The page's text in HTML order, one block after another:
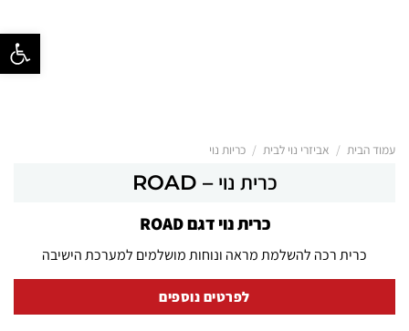
פתח
עמוד הבית / אביזרי נוי לבית / כריות נוי
כרית נוי – ROAD
כרית נוי דגם ROAD
כרית רכה להשלמת מראה ונוחות מושלמים למערכת הישיבה
לפרטים נוספים